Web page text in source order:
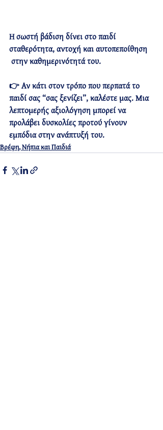
Η σωστή βάδιση δίνει στο παιδί
σταθερότητα, αντοχή και αυτοπεποίθηση
στην καθημερινότητά του.
👉 Αν κάτι στον τρόπο που περπατά το
παιδί σας “σας ξενίζει”, καλέστε μας. Μια
λεπτομερής αξιολόγηση μπορεί να
προλάβει δυσκολίες προτού γίνουν
εμπόδια στην ανάπτυξή του.
Βρέφη, Νήπια και Παιδιά